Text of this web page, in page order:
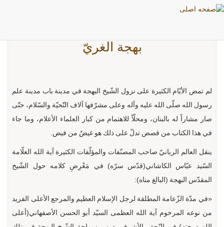
بهجة الغريّ
لم تمض الأيّام الكثيرة على نزول الشّيخ البهجة في مدينة باب مدينة علم
رسول الله صلّى الله عليه وآله وعلى مشرّفها آلاف التّحيّة والسّلام، حتّى
صار مشاراً له بالبنان، ومحلّاً للاهتمام من كبار العلماء الأعلام، وما جاء
في هذا الكتاب من قصص تدلّ على ذلك هو غيضٌ من فيض.
ينقل العالم الربانيّ صاحب المصنّفات والمؤلّفات الكثيرة آية الله العلّامة
السّيد عبّاس الكاشاني(قدّس سرّه) في مَعْرِضِ كلامه حول الشّيخ
المقدّس البهجة (البالغ مناه):
«في مدّة الزّعامة المطلقة لرجل الإسلام العظيم والمرجع الأعلى الفريد
من نوعه المرحوم آية الله العظمى السيّد أبو الحسن الأصفهاني(أعلى